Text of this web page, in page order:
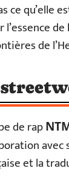
qu’elle
de
de rap
avec
et la